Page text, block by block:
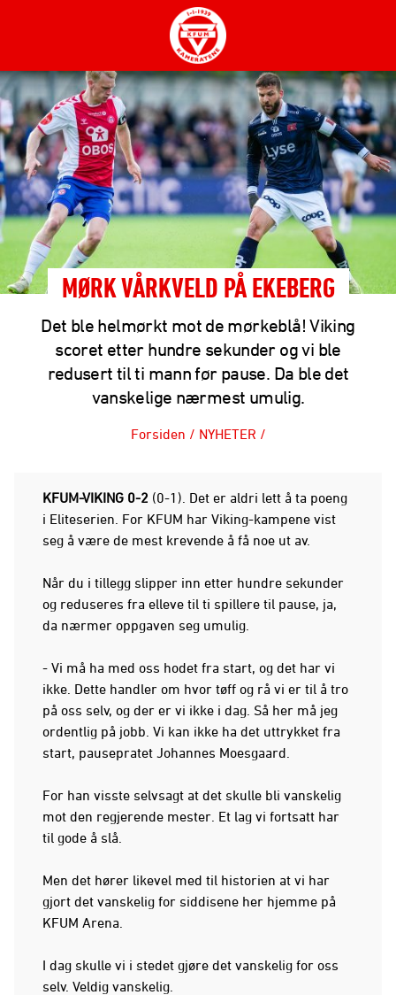
MØRK VÅRKVELD PÅ EKEBERG
Det ble helmørkt mot de mørkeblå! Viking
scoret etter hundre sekunder og vi ble
redusert til ti mann før pause. Da ble det
vanskelige nærmest umulig.
Forsiden / NYHETER /
KFUM-VIKING 0-2 (0-1). Det er aldri lett å ta poeng
i Eliteserien. For KFUM har Viking-kampene vist
seg å være de mest krevende å få noe ut av.
Når du i tillegg slipper inn etter hundre sekunder
og reduseres fra elleve til ti spillere til pause, ja,
da nærmer oppgaven seg umulig.
- Vi må ha med oss hodet fra start, og det har vi
ikke. Dette handler om hvor tøff og rå vi er til å tro
på oss selv, og der er vi ikke i dag. Så her må jeg
ordentlig på jobb. Vi kan ikke ha det uttrykket fra
start, pausepratet Johannes Moesgaard.
For han visste selvsagt at det skulle bli vanskelig
mot den regjerende mester. Et lag vi fortsatt har
til gode å slå.
Men det hører likevel med til historien at vi har
gjort det vanskelig for siddisene her hjemme på
KFUM Arena.
I dag skulle vi i stedet gjøre det vanskelig for oss
selv. Veldig vanskelig.